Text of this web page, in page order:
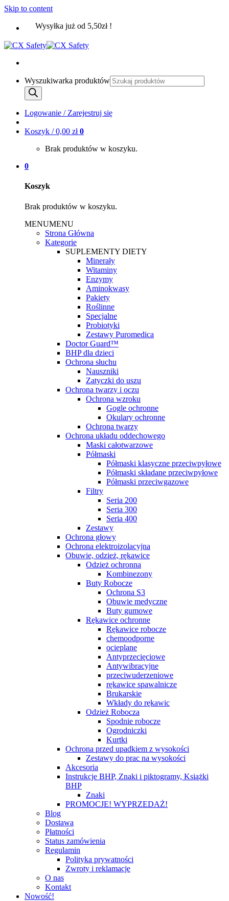
Skip to content
Wysyłka już od 5,50zł !
Wyszukiwarka produktów
Logowanie / Zarejestruj się
Koszyk /0,00 zł 0
Brak produktów w koszyku.
0
Koszyk
Brak produktów w koszyku.
MENUMENU
Strona Główna
Kategorie
SUPLEMENTY DIETY
Minerały
Witaminy
Enzymy
Aminokwasy
Pakiety
Roślinne
Specjalne
Probiotyki
Zestawy Puromedica
Doctor Guard™
BHP dla dzieci
Ochrona słuchu
Nauszniki
Zatyczki do uszu
Ochrona twarzy i oczu
Ochrona wzroku
Gogle ochronne
Okulary ochronne
Ochrona twarzy
Ochrona układu oddechowego
Maski całotwarzowe
Półmaski
Półmaski klasyczne przeciwpyłowe
Półmaski składane przeciwpyłowe
Półmaski przeciwgazowe
Filtry
Seria 200
Seria 300
Seria 400
Zestawy
Ochrona głowy
Ochrona elektroizolacyjna
Obuwie, odzież, rękawice
Odzież ochronna
Kombinezony
Buty Robocze
Ochrona S3
Obuwie medyczne
Buty gumowe
Rękawice ochronne
Rękawice robocze
chemoodporne
ocieplane
Antyprzecięciowe
Antywibracyjne
przeciwuderzeniowe
rękawice spawalnicze
Brukarskie
Wkłady do rękawic
Odzież Robocza
Spodnie robocze
Ogrodniczki
Kurtki
Ochrona przed upadkiem z wysokości
Zestawy do prac na wysokości
Akcesoria
Instrukcje BHP, Znaki i piktogramy, Książki
BHP
Znaki
PROMOCJE! WYPRZEDAŻ!
Blog
Dostawa
Płatności
Status zamówienia
Regulamin
Polityka prywatności
Zwroty i reklamacje
O nas
Kontakt
Nowość!